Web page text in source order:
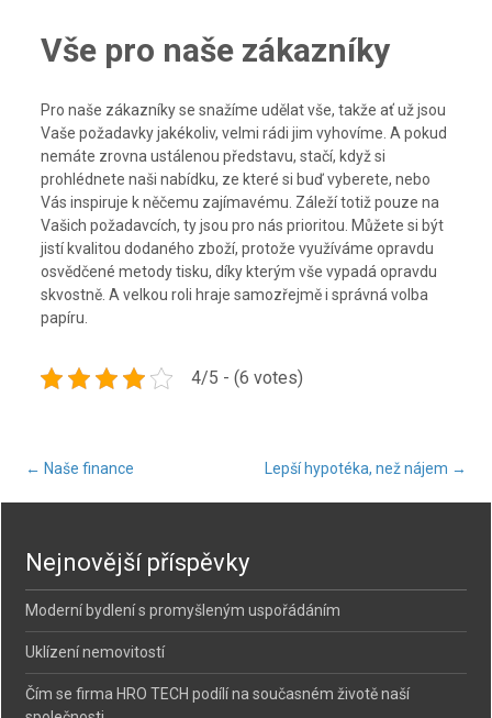
Vše pro naše zákazníky
Pro naše zákazníky se snažíme udělat vše, takže ať už jsou
Vaše požadavky jakékoliv, velmi rádi jim vyhovíme. A pokud
nemáte zrovna ustálenou představu, stačí, když si
prohlédnete naši nabídku, ze které si buď vyberete, nebo
Vás inspiruje k něčemu zajímavému. Záleží totiž pouze na
Vašich požadavcích, ty jsou pro nás prioritou. Můžete si být
jistí kvalitou dodaného zboží, protože využíváme opravdu
osvědčené metody tisku, díky kterým vše vypadá opravdu
skvostně. A velkou roli hraje samozřejmě i správná volba
papíru.
4/5 - (6 votes)
Post
navigation
← Naše finance Lepší hypotéka, než nájem →
Nejnovější příspěvky
Moderní bydlení s promyšleným uspořádáním
Uklízení nemovitostí
Čím se firma HRO TECH podílí na současném životě naší